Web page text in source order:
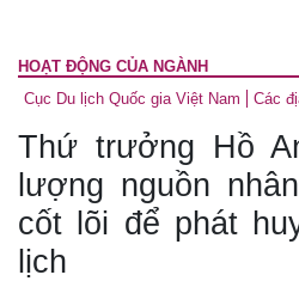
HOẠT ĐỘNG CỦA NGÀNH
Cục Du lịch Quốc gia Việt Nam
Các
Thứ trưởng Hồ
lượng nguồn
cốt lõi để phát
lịch